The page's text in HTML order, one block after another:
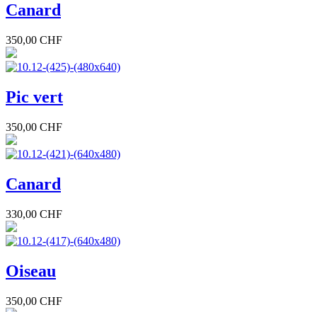
Canard
350,00 CHF
Pic vert
350,00 CHF
Canard
330,00 CHF
Oiseau
350,00 CHF